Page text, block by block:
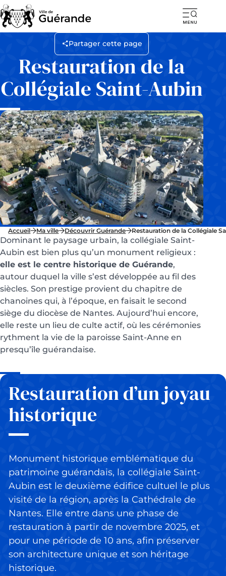
Restauration de la
Collégiale Saint-Aubin
Partager cette page
Accueil Ma ville Découvrir Guérande Restauration de la Collégiale
Dominant le paysage urbain, la collégiale Saint-
Aubin est bien plus qu’un monument religieux :
elle est le centre historique de Guérande,
autour duquel la ville s’est développée au fil des
siècles. Son prestige provient du chapitre de
chanoines qui, à l’époque, en faisait le second
siège du diocèse de Nantes. Aujourd’hui encore,
elle reste un lieu de culte actif, où les cérémonies
rythment la vie de la paroisse Saint-Anne en
presqu’île guérandaise.
Restauration d’un joyau
historique
Monument historique emblématique du
patrimoine guérandais, la collégiale Saint-
Aubin est le deuxième édifice cultuel le plus
visité de la région, après la Cathédrale de
Nantes. Elle entre dans une phase de
restauration à partir de novembre 2025, et
pour une période de 10 ans, afin préserver
son architecture unique et son héritage
historique.